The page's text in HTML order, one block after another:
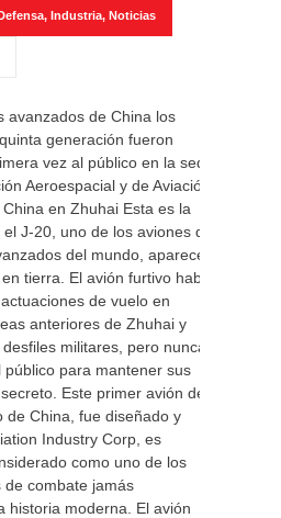
, Industria, Noticias
avanzados de China los
generación fueron
vez al público en la sede
Aeroespacial y de Aviación
en Zhuhai Esta es la
J-20, uno de los aviones de
del mundo, aparece
tierra. El avión furtivo había
de vuelo en
anteriores de Zhuhai y
militares, pero nunca
público para mantener sus
Este primer avión de
de China, fue diseñado y
Industry Corp, es
como uno de los
de combate jamás
historia moderna. El avión